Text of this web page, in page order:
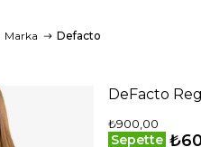
Marka Defacto
DeFacto
₺900,00
Sepette